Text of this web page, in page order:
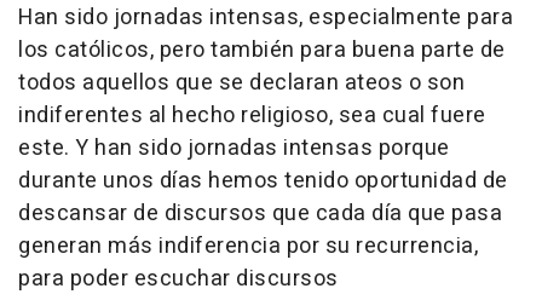
Han sido jornadas intensas, especialmente para
los católicos, pero también para buena parte de
todos aquellos que se declaran ateos o son
indiferentes al hecho religioso, sea cual fuere
este. Y han sido jornadas intensas porque
durante unos días hemos tenido oportunidad de
descansar de discursos que cada día que pasa
generan más indiferencia por su recurrencia,
para poder escuchar discursos